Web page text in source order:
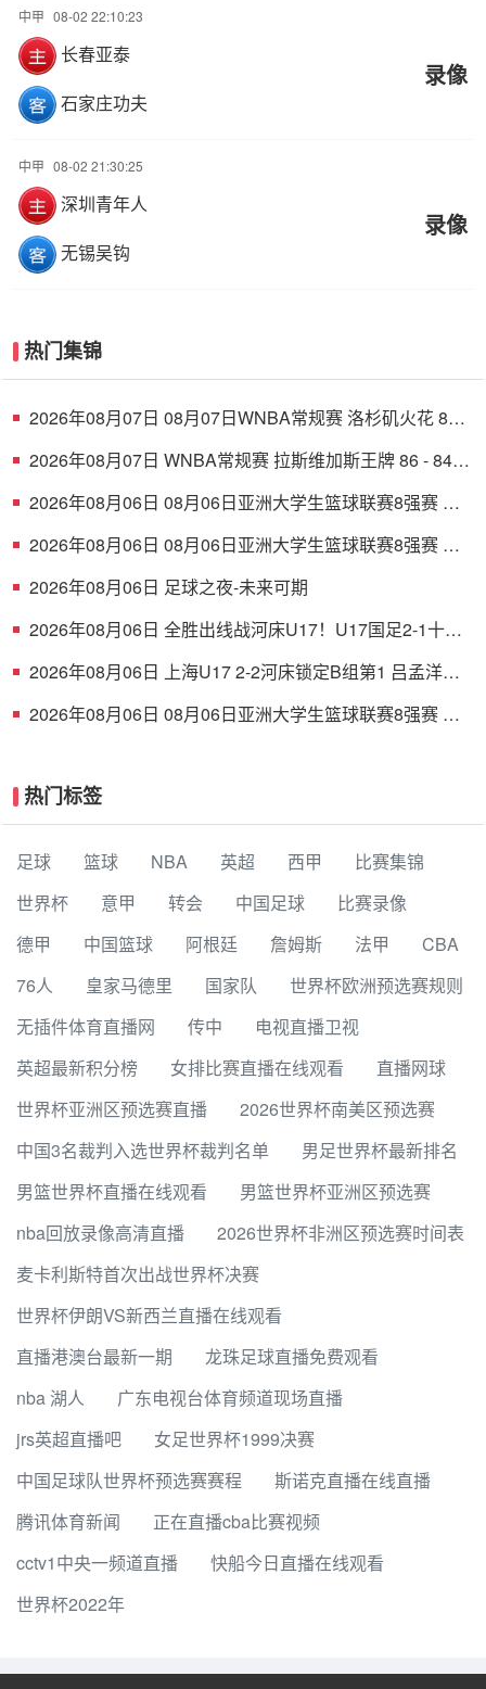
中甲 08-02 22:10:23
长春亚泰
石家庄功夫
录像
中甲 08-02 21:30:25
深圳青年人
无锡吴钩
录像
热门集锦
2026年08月07日 08月07日WNBA常规赛 洛杉矶火花 89 -
2026年08月07日 WNBA常规赛 拉斯维加斯王牌 86 - 84
2026年08月06日 08月06日亚洲大学生篮球联赛8强赛 清
2026年08月06日 08月06日亚洲大学生篮球联赛8强赛 早
2026年08月06日 足球之夜-未来可期
2026年08月06日 全胜出线战河床U17！U17国足2-1十人
2026年08月06日 上海U17 2-2河床锁定B组第1 吕孟洋点
2026年08月06日 08月06日亚洲大学生篮球联赛8强赛 北
热门标签
足球 篮球 NBA 英超 西甲
比赛集锦
世界杯
意甲 转会 中国足球
比赛录像
德甲
中国篮球 阿根廷 詹姆斯 法甲
CBA
76人
皇家马德里 国家队
世界杯欧洲预选赛规则
无插件体育直播网
传中
电视直播卫视
英超最新积分榜
女排比赛直播在线观看
直播网球
世界杯亚洲区预选赛直播
2026世界杯南美区预选赛
中国3名裁判入选世界杯裁判名单
男足世界杯最新排名
男篮世界杯直播在线观看
男篮世界杯亚洲区预选赛
nba回放录像高清直播
2026世界杯非洲区预选赛时间表
麦卡利斯特首次出战世界杯决赛
世界杯伊朗VS新西兰直播在线观看
直播港澳台最新一期
龙珠足球直播免费观看
nba 湖人
广东电视台体育频道现场直播
jrs英超直播吧
女足世界杯1999决赛
中国足球队世界杯预选赛赛程
斯诺克直播在线直播
腾讯体育新闻
正在直播cba比赛视频
cctv1中央一频道直播
快船今日直播在线观看
世界杯2022年